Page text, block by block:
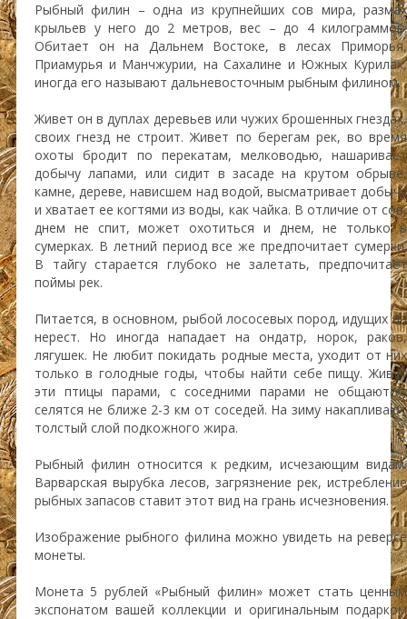
Рыбный филин – одна из крупнейших сов мира, размах
крыльев у него до 2 метров, вес – до 4 килограммов.
Обитает он на Дальнем Востоке, в лесах Приморья,
Приамурья и Манчжурии, на Сахалине и Южных Курилах,
иногда его называют дальневосточным рыбным филином.
Живет он в дуплах деревьев или чужих брошенных гнездах,
своих гнезд не строит. Живет по берегам рек, во время
охоты бродит по перекатам, мелководью, нашаривает
добычу лапами, или сидит в засаде на крутом обрыве,
камне, дереве, нависшем над водой, высматривает добычу
и хватает ее когтями из воды, как чайка. В отличие от сов,
днем не спит, может охотиться и днем, не только в
сумерках. В летний период все же предпочитает сумерки.
В тайгу старается глубоко не залетать, предпочитает
поймы рек.
Питается, в основном, рыбой лососевых пород, идущих на
нерест. Но иногда нападает на ондатр, норок, раков,
лягушек. Не любит покидать родные места, уходит от них
только в голодные годы, чтобы найти себе пищу. Живут
эти птицы парами, с соседними парами не общаются,
селятся не ближе 2-3 км от соседей. На зиму накапливают
толстый слой подкожного жира.
Рыбный филин относится к редким, исчезающим видам.
Варварская вырубка лесов, загрязнение рек, истребление
рыбных запасов ставит этот вид на грань исчезновения.
Изображение рыбного филина можно увидеть на реверсе
монеты.
Монета 5 рублей «Рыбный филин» может стать ценным
экспонатом вашей коллекции и оригинальным подарком